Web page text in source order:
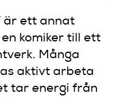
är ett annat
komiker till ett
Många
aktivt arbeta
tar energi från